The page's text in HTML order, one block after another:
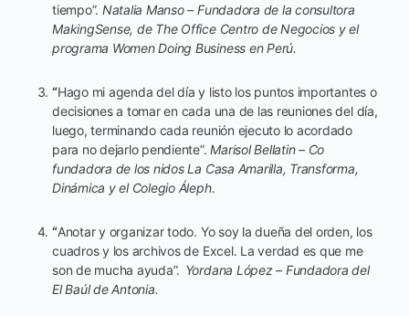
tiempo”. Natalia Manso – Fundadora de la consultora
MakingSense, de The Office Centro de Negocios y el
programa Women Doing Business en Perú.
“Hago mi agenda del día y listo los puntos importantes o
decisiones a tomar en cada una de las reuniones del día,
luego, terminando cada reunión ejecuto lo acordado
para no dejarlo pendiente”.Marisol Bellatin – Co
fundadora de los nidos La Casa Amarilla, Transforma,
Dinámica y el Colegio Áleph.
“Anotar y organizar todo. Yo soy la dueña del orden, los
cuadros y los archivos de Excel. La verdad es que me
son de mucha ayuda”. Yordana López – Fundadora del
El Baúl de Antonia.